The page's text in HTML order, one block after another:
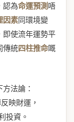
認為命運預測 唔
因素同環境變
即使流年運勢平
傳統四柱推命嘅
法論：
映財運，
投資。